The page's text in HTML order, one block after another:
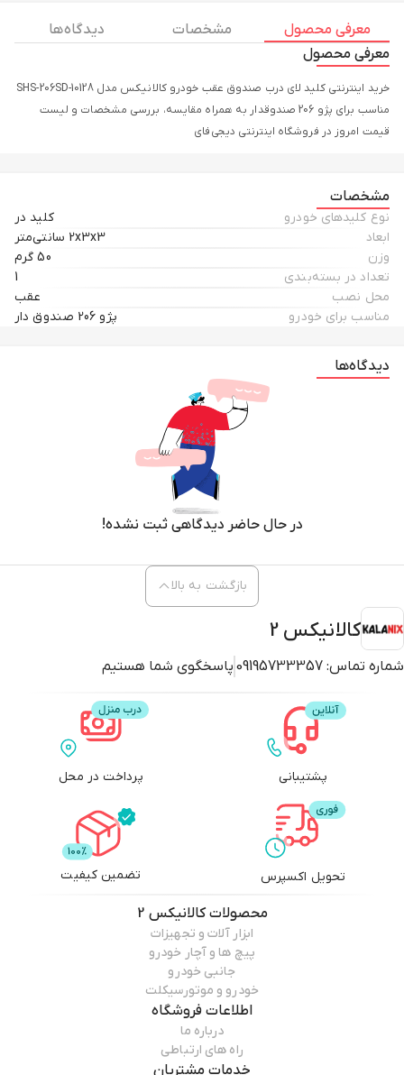
معرفی محصول مشخصات
دیدگاه ها
معرفی محصول
خرید اینترنتی کلید لای درب صندوق عقب خودرو کالانیکس مدل SHS-206SD-10128
مناسب برای پژو 206 صندوقدار به همراه مقایسه، بررسی مشخصات و لیست
قیمت امروز در فروشگاه اینترنتی دیجی‌فای
مشخصات
نوع کلیدهای خودرو
کلید در
ابعاد
2x3x3 سانتی‌متر
وزن
50 گرم
تعداد در بسته‌بندی
1
محل نصب
عقب
مناسب برای خودرو
پژو 206 صندوق دار
دیدگاه‌ها
در حال حاضر دیدگاهی ثبت نشده!
کالانیکس 2
شماره تماس: 09195733357 پاسخگوی شما هستیم
بازگشت به بالا
پشتیبانی پرداخت در محل
تحویل اکسپرس تضمین کیفیت
محصولاتکالانیکس 2
ابزار آلات و تجهیزات
پیچ ها و آچار خودرو
جانبی خودرو
خودرو و موتورسیکلت
اطلاعات فروشگاه
درباره ما
راه های ارتباطی
خدمات مشتریان